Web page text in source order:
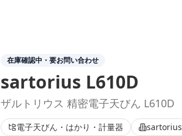
在庫確認中・要お問い合わせ
sartorius L610D
ザルトリウス 精密電子天びん L610D
電子天びん・はかり・計量器 sartorius